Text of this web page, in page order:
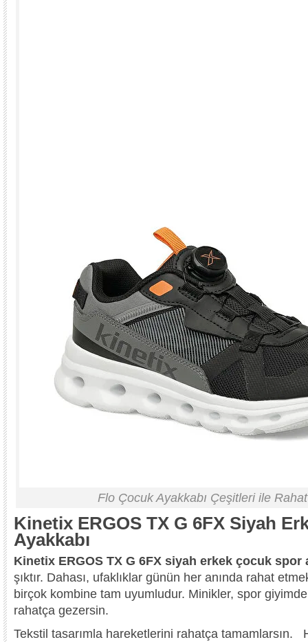
Flo Çocuk Ayakkabı Çeşitleri ile
Kinetix ERGOS TX G 6FX Siyah
Ayakkabı
Kinetix ERGOS TX G 6FX siyah erkek çocuk spor
şıktır. Dahası, ufaklıklar günün her anında rahat
birçok kombine tam uyumludur. Minikler, spor giyimde
rahatça gezersin.
Tekstil tasarımla hareketlerini rahatça tamamlarsın.